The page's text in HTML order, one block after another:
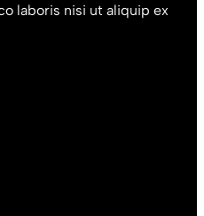
laboris nisi ut aliquip ex